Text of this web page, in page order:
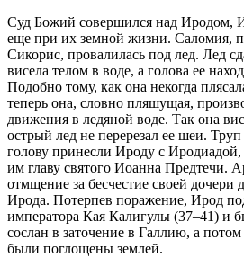
Суд Божий совершился над Иродом,
еще при их земной жизни. Саломия,
Сикорис, провалилась под лед. Лед
висела телом в воде, а голова ее
Подобно тому, как она некогда
теперь она, словно пляшущая,
движения в ледяной воде. Так она
острый лед не перерезал ее шеи.
голову принесли Ироду с Иродиадой,
им главу святого Иоанна Предтечи.
отмщение за бесчестие своей дочери
Ирода. Потерпев поражение, Ирод
императора Кая Калигулы (37–41) и
сослан в заточение в Галлию, а
были поглощены землей.